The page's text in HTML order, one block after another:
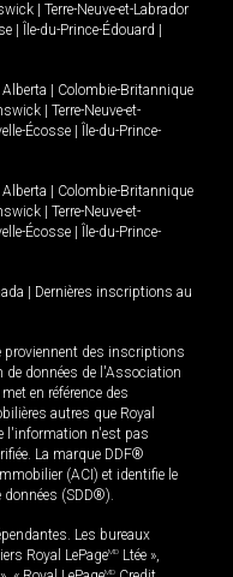
Terre-Neuve-et-Labrador
Île-du-Prince-Édouard
Alberta
Colombie-Britannique
Terre-Neuve-et-
Écosse
Île-du-Prince-
Alberta
Colombie-Britannique
Terre-Neuve-et-
Écosse
Île-du-Prince-
Dernières inscriptions au
proviennent des inscriptions
données de l'Association
en référence des
autres que Royal
l'information n'est pas
La marque DDF®
(ACI) et identifie le
(SDD®).
Les bureaux
Royal LePageMD Ltée »,
MD